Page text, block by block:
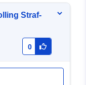
Straf-
0